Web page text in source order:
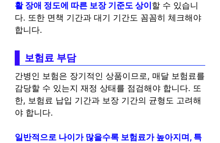
활 장애 정도에 따른 보장 기준도 상이 할 수 있습니
다. 또한 면책 기간과 대기 기간도 꼼꼼히 체크해야
합니다.
보험료 부담
간병인 보험은 장기적인 상품이므로, 매달 보험료를
감당할 수 있는지 재정 상태를 점검해야 합니다. 또
한, 보험료 납입 기간과 보장 기간의 균형도 고려해
야 합니다.
일반적으로 나이가 많을수록 보험료가 높아지며, 특